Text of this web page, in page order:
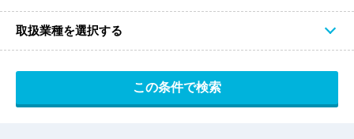
取扱業種を選択する